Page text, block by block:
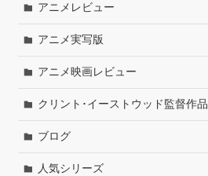
アニメレビュー
アニメ実写版
アニメ映画レビュー
クリント･イーストウッド監督作品
ブログ
人気シリーズ